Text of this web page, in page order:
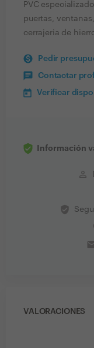
PVC
puertas,
cerrajeria de
Pedir
Contactar
Verificar
Información
perm_identity
verified_user
VALORACIONES